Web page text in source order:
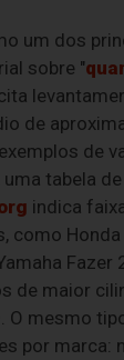
um dos
sobre "
de
de
tabela
indica
como Honda
Fazer
de maior
O mesmo
por marca: